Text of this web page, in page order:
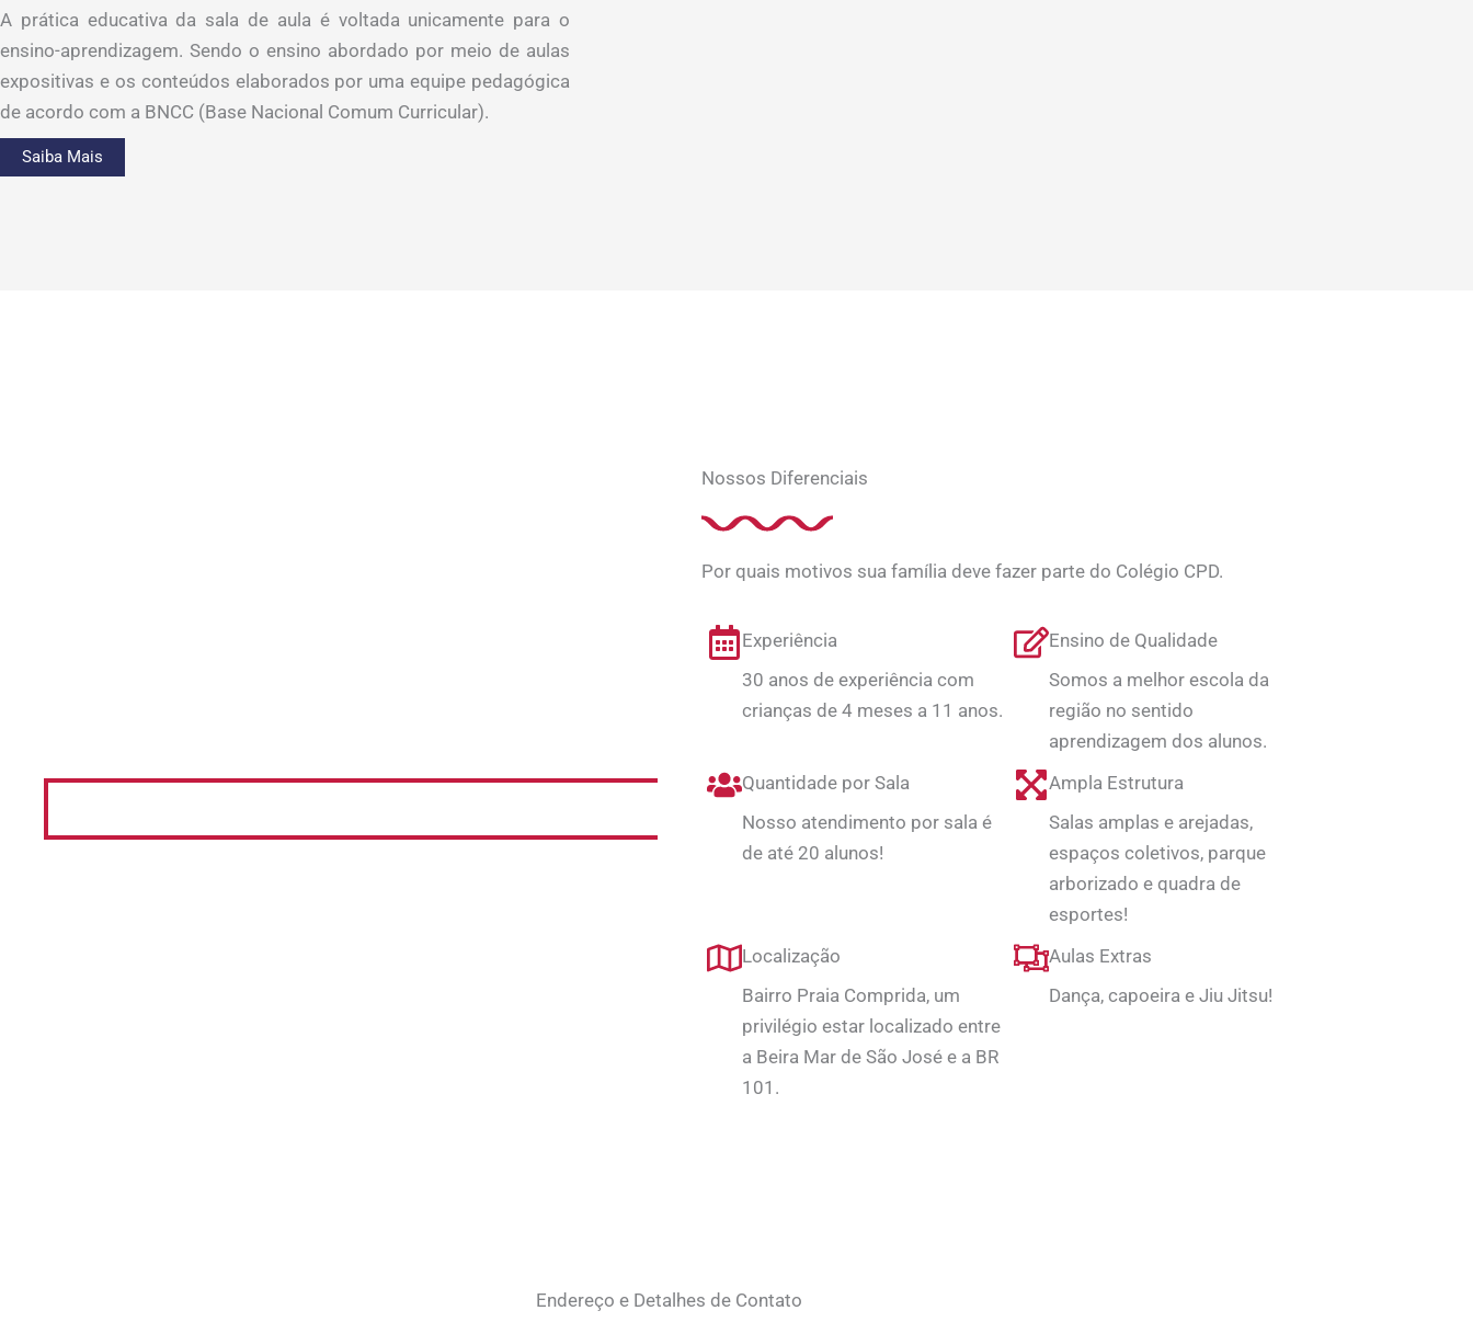
A prática educativa da sala de aula é voltada unicamente para o
ensino-aprendizagem. Sendo o ensino abordado por meio de aulas
expositivas e os conteúdos elaborados por uma equipe pedagógica
de acordo com a BNCC (Base Nacional Comum Curricular).
Saiba Mais
Nossos Diferenciais
Por quais motivos sua família deve fazer parte do Colégio CPD.
Experiência
30 anos de experiência com
crianças de 4 meses a 11 anos.
Ensino de Qualidade
Somos a melhor escola da
região no sentido
aprendizagem dos alunos.
Quantidade por Sala
Nosso atendimento por sala é
de até 20 alunos!
Ampla Estrutura
Salas amplas e arejadas,
espaços coletivos, parque
arborizado e quadra de
esportes!
Localização
Bairro Praia Comprida, um
privilégio estar localizado entre
a Beira Mar de São José e a BR
101.
Aulas Extras
Dança, capoeira e Jiu Jitsu!
Endereço e Detalhes de Contato